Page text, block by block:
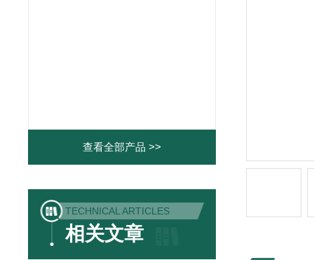
查看全部产品 >>
TECHNICAL ARTICLES
相关文章